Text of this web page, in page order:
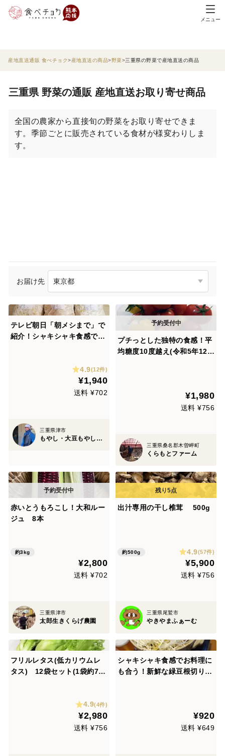
メニュー
産地直送通販 食べチョク 産地直送の商品 野菜 三重県の野菜で産地直送の商品
三重県 野菜の通販 産地直送お取り寄せ商品
全国の農家から直接旬の野菜をお取り寄せできま
す。季節ごとに販売されている食材が様変わりしま
す。
お届け先
テレビ朝日「朝メシまで」で
紹介！シャキシャキ食感でお
4.9(12件)
¥1,940
送料 ¥702
三重県津市
もやし・大豆もやし製造卸 小銭商店
プチっとした独特の食感！平
均糖度10度越え(令和5年12
¥1,980
送料 ¥756
三重県桑名郡木曽岬町
くらもとファーム
赤いとうもろこし！大和ルー
ジュ 8本
約3kg
¥2,800
送料 ¥702
三重県津市
太郎生きくらげ農園
出汁専用の干し椎茸 500g
約500g 4.9(57件)
¥5,900
送料 ¥756
三重県尾鷲市
やきやまふぁーむ
フリルレタス(低カリウムレ
タス) 12袋セット(1袋約70
4.9(4件)
¥2,980
送料 ¥756
シャキシャキ食感でお料理に
も合う！新鮮な緑豆根切りも
¥920
送料 ¥649